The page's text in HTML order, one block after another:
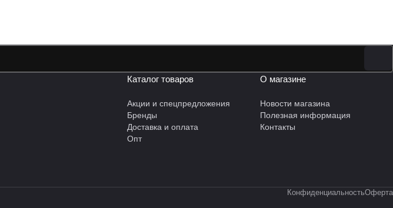
Каталог товаров
Акции и спецпредложения
Бренды
Доставка и оплата
Опт
О магазине
Новости магазина
Полезная информация
Контакты
КонфиденциальностьОферта